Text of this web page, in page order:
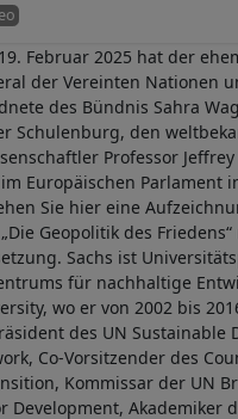
Februar 2025 hat der
der Vereinten Nationen
des Bündnis Sahra
Schulenburg, den
Professor
Europäischen Parlament
Sie hier eine
Geopolitik des
Sachs ist
für nachhaltige
wo er von 2002 bis
des UN Sustainable
Co-Vorsitzender des
Kommissar der UN
Development, Akademiker